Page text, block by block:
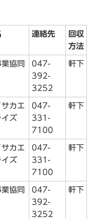
連絡先
回収
方法
協同
047-
392-
3252
軒下
カエ
イズ
047-
331-
7100
軒下
カエ
イズ
047-
331-
7100
軒下
協同
047-
392-
3252
軒下